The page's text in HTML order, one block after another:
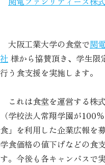
大阪工業大学の食堂で関
社 様から協賛頂き、学生限
行う食支援を実施します。
これは食堂を運営する株
（学校法人常翔学園が100
食」を利用した企業広報を
学食価格の値下げなどの食
す。今後も各キャンパスで